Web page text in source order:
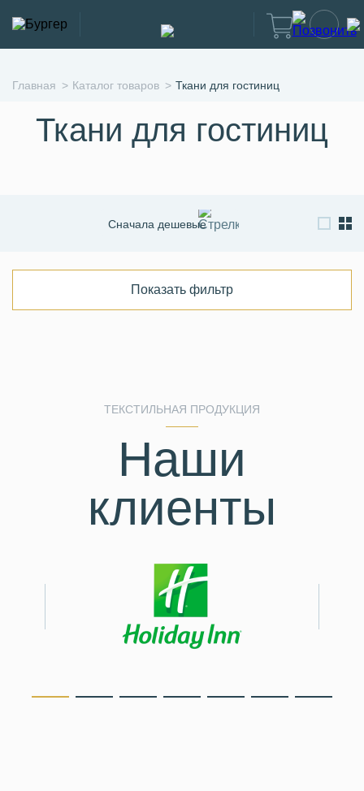
Главная Каталог товаров Ткани для гостиниц
Ткани для гостиниц
Сначала дешевые
Показать фильтр
ТЕКСТИЛЬНАЯ ПРОДУКЦИЯ
Наши
клиенты